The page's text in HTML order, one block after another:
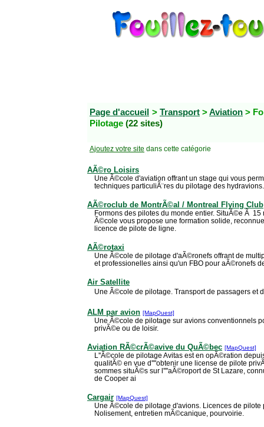
Page d'accueil > Transport >Aviation >
Pilotage (22 sites)
Ajoutez votre site dans cette catégorie
AÃ©ro Loisirs
Une Ã©cole d'aviation offrant un stage qui vous
techniques particuliÃ¨res du pilotage des hydravions.
AÃ©roclub de MontrÃ©al / Montreal Flying Club
Formons des pilotes du monde entier. SituÃ©e Ã 15
Ã©cole vous propose une formation solide,
licence de pilote de ligne.
AÃ©rotaxi
Une Ã©cole de pilotage d'aÃ©ronefs offrant de
et professionelles ainsi qu'un FBO pour aÃ©ronefs
Air Satellite
Une Ã©cole de pilotage. Transport de passagers et
ALM par avion [MapQuest]
Une Ã©cole de pilotage sur avions conventionnels
privÃ©e ou de loisir.
Aviation RÃ©crÃ©avive du QuÃ©bec [MapQuest]
L''Ã©cole de pilotage Avitas est en opÃ©ration
qualitÃ© en vue d''''obtenir une license de pilote
sommes situÃ©s sur l''''aÃ©roport de St Lazare,
de Cooper ai
Cargair [MapQuest]
Une Ã©cole de pilotage d'avions. Licences de
Nolisement, entretien mÃ©canique, pourvoirie.